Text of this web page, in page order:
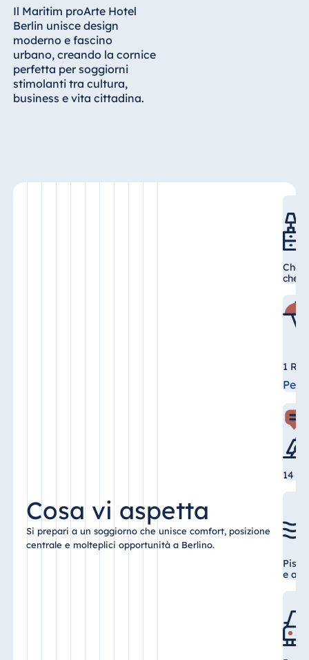
Hotel Köln
Hotel
Königswinter
Hotel Magdeburg
Hotel München
TitiseeHotel
Hotel Plaza
Tirana
Resort Marina
Il Maritim proArte Hotel
Berlin unisce design
moderno e fascino
urbano, creando la cornice
perfetta per soggiorni
stimolanti tra cultura,
business e vita cittadina.
Cosa vi aspetta
Si prepari a un soggiorno che unisce comfort, posizione
centrale e molteplici opportunità a Berlino.
1
Per
14
e a